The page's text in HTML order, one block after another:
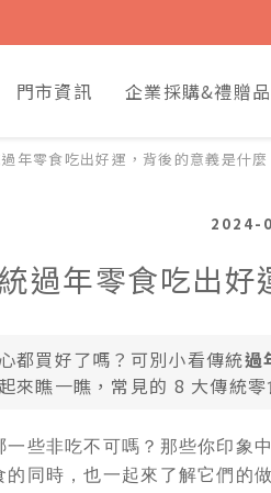
門市資訊 企業採購&禮贈品
年零食吃出好運，背後的意義是什麼
2024-
過年零食吃出好
都買好了嗎？可別小看傳統過
來瞧一瞧，常見的 8 大傳統零
些非吃不可嗎？那些你印象
同時，也一起來了解它們的